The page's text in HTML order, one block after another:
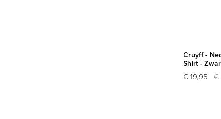
Cruyff -
Shirt -
€ 19,95 €